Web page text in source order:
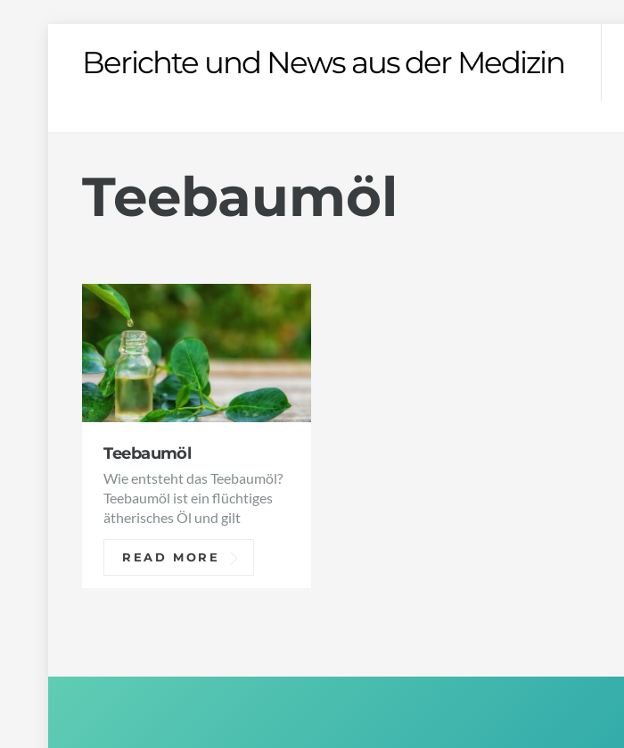
Berichte und News aus der Medizin
Teebaumöl
Teebaumöl
Wie entsteht das Teebaumöl?
Teebaumöl ist ein flüchtiges
ätherisches Öl und gilt
READ MORE